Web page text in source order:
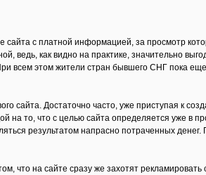
сайта с платной информацией, за просмотр
ведь, как видно на практике, значительно
всем этом жители стран бывшего СНГ пока
сайта. Достаточно часто, уже приступая к
на то, что с целью сайта определяется уже в
результатом напрасно потраченных
что на сайте сразу же захотят